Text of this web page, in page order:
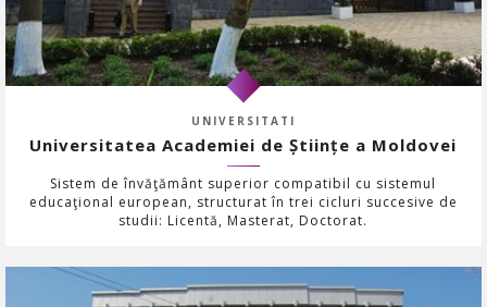
UNIVERSITATI
Universitatea Academiei de Științe a Moldovei
Sistem de învăţământ superior compatibil cu sistemul
educaţional european, structurat în trei cicluri succesive de
studii: Licentă, Masterat, Doctorat.